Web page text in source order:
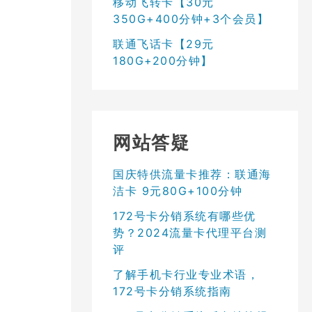
350G+400分钟+3个会员】
联通飞话卡【29元
180G+200分钟】
网站答疑
国庆特供流量卡推荐：联通海
洁卡 9元80G+100分钟
172号卡分销系统有哪些优
势？2024流量卡代理平台测
评
了解手机卡行业专业术语，
172号卡分销系统指南